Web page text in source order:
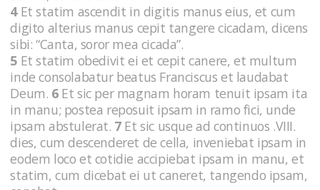
4Et statim ascendit in digitis manus eius, et cum
digito alterius manus cepit tangere cicadam, dicens
sibi: “Canta, soror mea cicada”.
5 Et statim obedivit ei et cepit canere, et multum
inde consolabatur beatus Franciscus et laudabat
Deum. 6Et sic per magnam horam tenuit ipsam ita
in manu; postea reposuit ipsam in ramo fici, unde
ipsam abstulerat. 7Et sic usque ad continuos .VIII.
dies, cum descenderet de cella, inveniebat ipsam in
eodem loco et cotidie accipiebat ipsam in manu, et
statim, cum dicebat ei ut caneret, tangendo ipsam,